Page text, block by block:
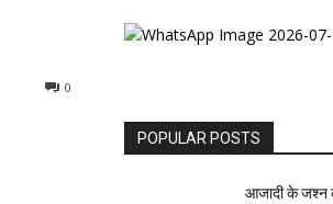
0
POPULAR POSTS
आजादी के जश्न